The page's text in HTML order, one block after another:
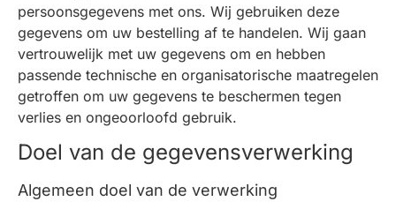
persoonsgegevens met ons. Wij gebruiken deze
gegevens om uw bestelling af te handelen. Wij gaan
vertrouwelijk met uw gegevens om en hebben
passende technische en organisatorische maatregelen
getroffen om uw gegevens te beschermen tegen
verlies en ongeoorloofd gebruik.
Doel van de gegevensverwerking
Algemeen doel van de verwerking